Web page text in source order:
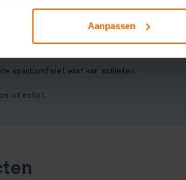
Aanpassen
vrijblijvend adviesen eenmaatofferte.
spanband niet eraf kan schieten.
of asfalt.